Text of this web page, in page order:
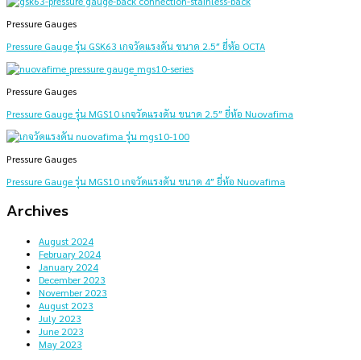
Pressure Gauges
Pressure Gauge รุ่น GSK63 เกจวัดแรงดัน ขนาด 2.5″ ยี่ห้อ OCTA
Pressure Gauges
Pressure Gauge รุ่น MGS10 เกจวัดแรงดัน ขนาด 2.5″ ยี่ห้อ Nuovafima
Pressure Gauges
Pressure Gauge รุ่น MGS10 เกจวัดแรงดัน ขนาด 4″ ยี่ห้อ Nuovafima
Archives
August 2024
February 2024
January 2024
December 2023
November 2023
August 2023
July 2023
June 2023
May 2023